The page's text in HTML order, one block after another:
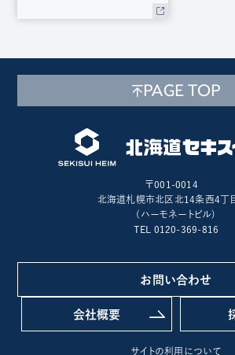
PAGE TOP
〒001-0014
北海道札幌市北区北14条西4丁
(ハーモネートビル)
TEL 0120-369-816
お問い合わせ
会社概要
サイトの利用について